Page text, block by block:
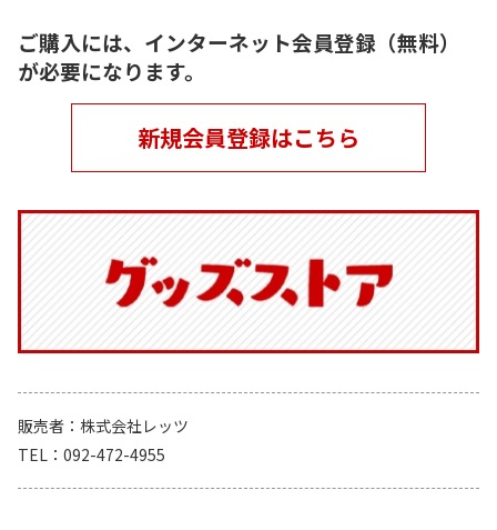
ご購入には、インターネット会員登録（無料）
が必要になります。
新規会員登録はこちら
販売者
株式会社レッツ
TEL
092-472-4955